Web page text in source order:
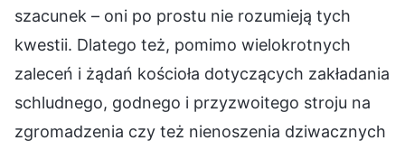
szacunek – oni po prostu nie rozumieją tych
kwestii. Dlatego też, pomimo wielokrotnych
zaleceń i żądań kościoła dotyczących zakładania
schludnego, godnego i przyzwoitego stroju na
zgromadzenia czy też nienoszenia dziwacznych